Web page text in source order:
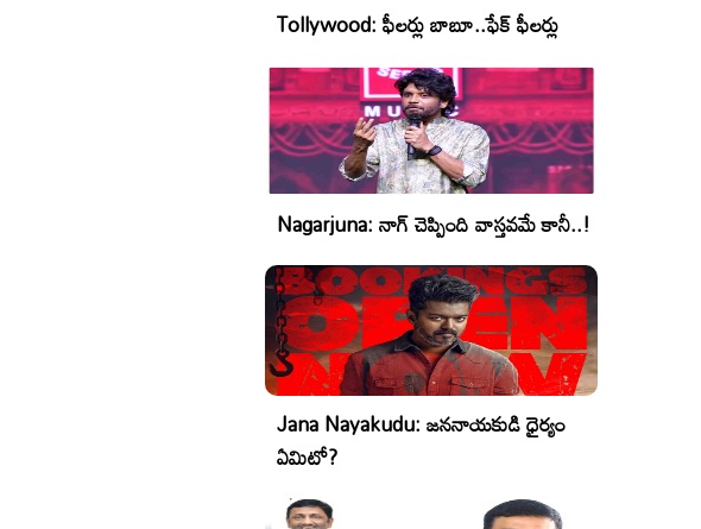
Tollywood: ఫీలర్లు బాబూ..ఫేక్ ఫీలర్లు
Nagarjuna: నాగ్ చెప్పింది వాస్తవమే కానీ..!
Jana Nayakudu: జననాయకుడి ధైర్యం
ఏమిటో?